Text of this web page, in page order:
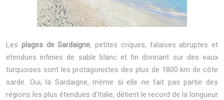
Les plages de Sardaigne, petites criques, falaises abruptes et
étendues infinies de sable blanc et fin donnant sur des eaux
turquoises sont les protagonistes des plus de 1800 km de côte
sarde. Oui, la Sardaigne, même si elle ne fait pas partie des
régions les plus étendues d’Italie, détient le record de la longueur